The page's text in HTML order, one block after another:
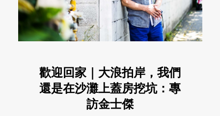
歡迎回家｜大浪拍岸，我們
還是在沙灘上蓋房挖坑：專
訪金士傑